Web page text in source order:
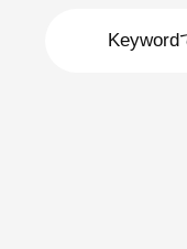
Keyword